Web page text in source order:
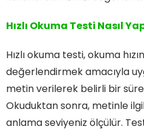
Hızlı Okuma Testi Nasıl
Hızlı okuma testi, okuma
değerlendirmek amacıyla
metin verilerek belirli bir
Okuduktan sonra, metinle
anlama seviyeniz ölçülür.